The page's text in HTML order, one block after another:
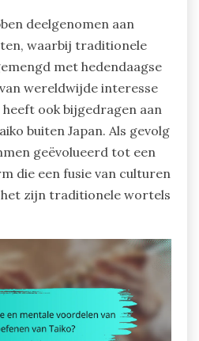
deelgenomen aan
waarbij traditionele
met hedendaagse
wereldwijde interesse
ook bijgedragen aan
buiten Japan. Als gevolg
geëvolueerd tot een
die een fusie van culturen
zijn traditionele wortels